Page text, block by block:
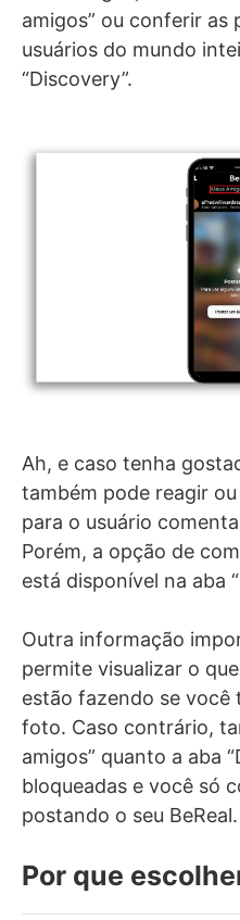
amigos” ou conferir as
usuários do mundo
“Discovery”.
Ah, e caso tenha
também pode reagir
para o usuário
Porém, a opção de
está disponível na aba
Outra informação
permite visualizar o
estão fazendo se você
foto. Caso contrário,
amigos” quanto a aba
bloqueadas e você só
postando o seu BeReal.
Por que